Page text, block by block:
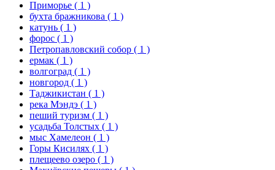
Приморье ( 1 )
бухта бражникова ( 1 )
катунь ( 1 )
форос ( 1 )
Петропавловский собор ( 1 )
ермак ( 1 )
волгоград ( 1 )
новгород ( 1 )
Таджикистан ( 1 )
река Мэндэ ( 1 )
пеший туризм ( 1 )
усадьба Толстых ( 1 )
мыс Хамелеон ( 1 )
Горы Кисилях ( 1 )
плещеево озеро ( 1 )